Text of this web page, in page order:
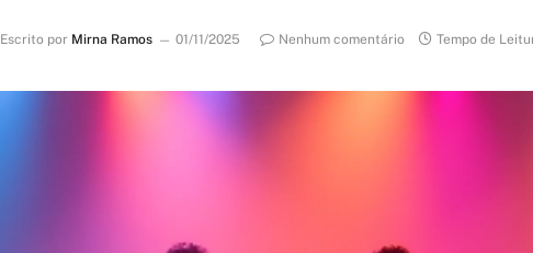
Escrito por Mirna Ramos 01/11/2025 Nenhum comentário Tempo de